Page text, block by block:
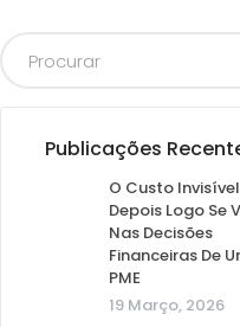
Publicações
O Custo
Depois Logo Se
Nas Decisões
Financeiras De
PME
19 Março, 2026